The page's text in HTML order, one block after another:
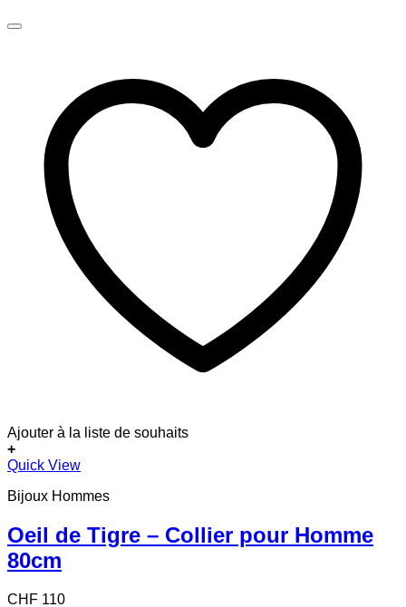
Ajouter à la liste de souhaits
+
Quick View
Bijoux Hommes
Oeil de Tigre – Collier pour Homme
80cm
CHF 110